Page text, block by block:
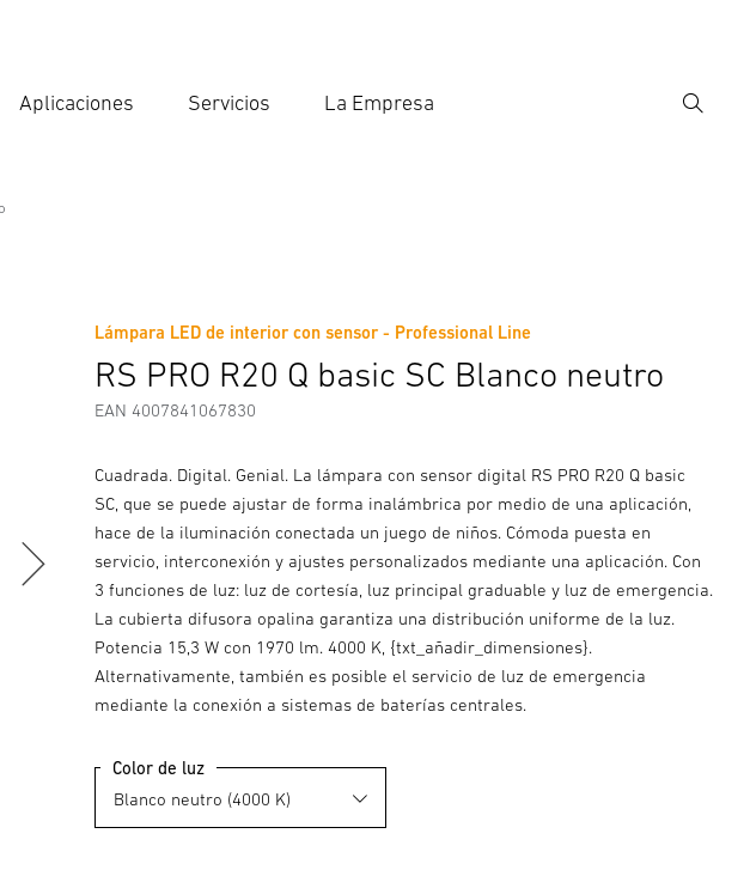
Aplicaciones Servicios La Empresa
Lámpara LED de interior con sensor - Professional Line
RS PRO R20 Q basic SC Blanco neutro
EAN 4007841067830
Cuadrada. Digital. Genial. La lámpara con sensor digital RS PRO R20 Q basic
SC, que se puede ajustar de forma inalámbrica por medio de una aplicación,
hace de la iluminación conectada un juego de niños. Cómoda puesta en
servicio, interconexión y ajustes personalizados mediante una aplicación. Con
3 funciones de luz: luz de cortesía, luz principal graduable y luz de emergencia.
La cubierta difusora opalina garantiza una distribución uniforme de la luz.
Potencia 15,3 W con 1970 lm. 4000 K, {txt_añadir_dimensiones}.
Alternativamente, también es posible el servicio de luz de emergencia
mediante la conexión a sistemas de baterías centrales.
Color de luz
y Advertencias Información del fabricante Accesorios